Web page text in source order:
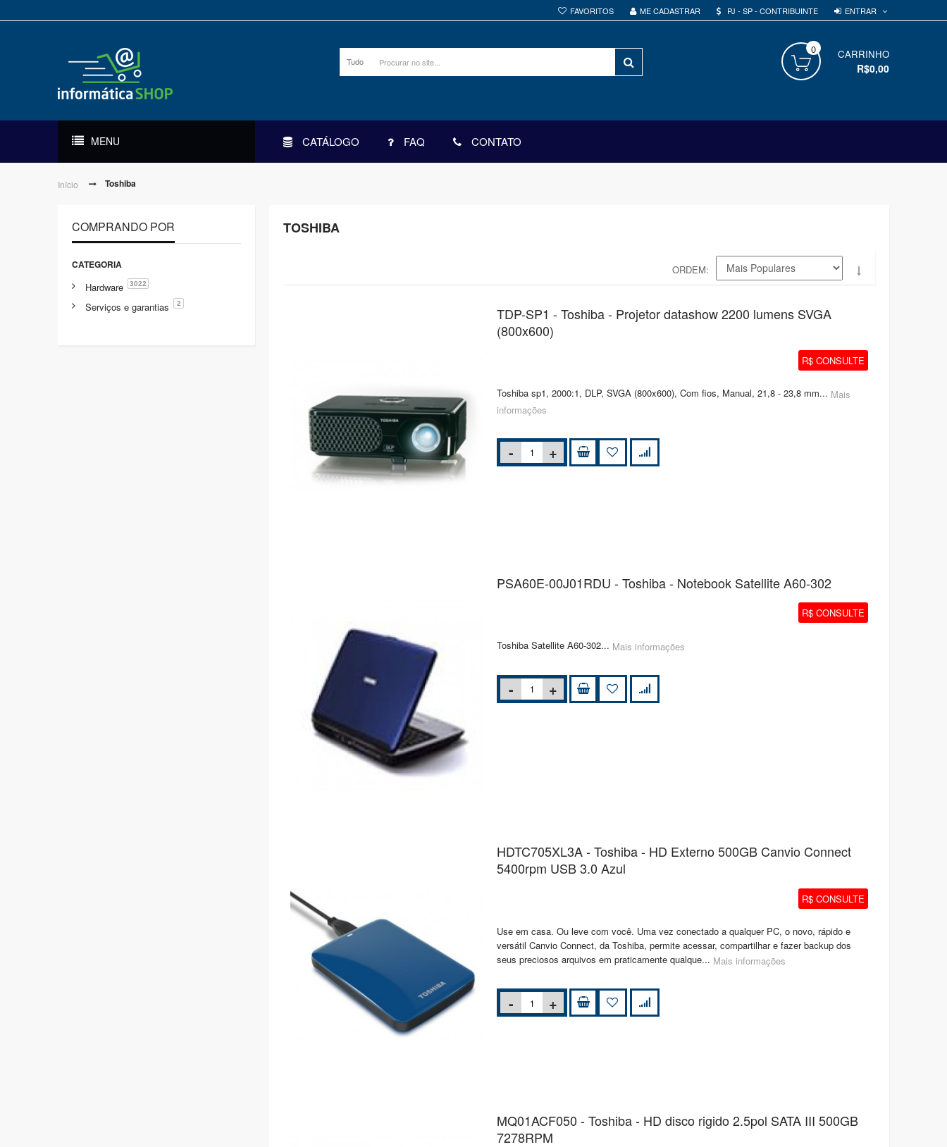
FAVORITOS ME CADASTRAR PJ - SP - CONTRIBUINTE ENTRAR
Tudo
CARRINHO
0
R$0,00
MENU CATÁLOGO FAQ CONTATO
Início Toshiba
TOSHIBA
ORDEM
TDP-SP1 - Toshiba - Projetor datashow 2200 lumens SVGA
(800x600)
R$ CONSULTE
Toshiba sp1, 2000:1, DLP, SVGA (800x600), Com fios, Manual, 21,8 - 23,8 mm... Mais
informações
PSA60E-00J01RDU - Toshiba - Notebook Satellite A60-302
R$ CONSULTE
Toshiba Satellite A60-302... Mais informações
HDTC705XL3A - Toshiba - HD Externo 500GB Canvio Connect
5400rpm USB 3.0 Azul
R$ CONSULTE
Use em casa. Ou leve com você. Uma vez conectado a qualquer PC, o novo, rápido e
versátil Canvio Connect, da Toshiba, permite acessar, compartilhar e fazer backup dos
seus preciosos arquivos em praticamente qualque... Mais informações
MQ01ACF050 - Toshiba - HD disco rigido 2.5pol SATA III 500GB
7278RPM
COMPRANDO POR
CATEGORIA
Hardware 3022
Serviços e garantias 2